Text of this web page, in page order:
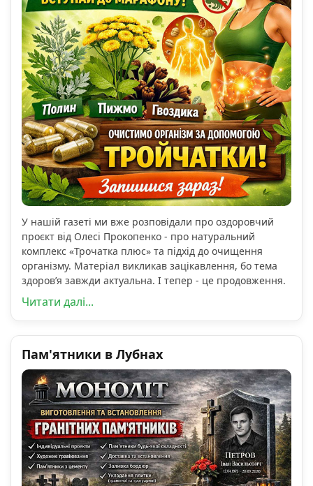
У нашій газеті ми вже розповідали про оздоровчий
проєкт від Олесі Прокопенко - про натуральний
комплекс «Трочатка плюс» та підхід до очищення
організму. Матеріал викликав зацікавлення, бо тема
здоров’я завжди актуальна. І тепер - це продовження.
Читати далі...
Пам'ятники в Лубнах